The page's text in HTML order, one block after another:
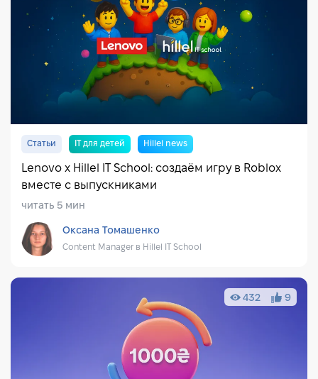
Статьи IT для детей Hillel news
Lenovo x Hillel IT School: создаём игру в Roblox
вместе с выпускниками
читать 5 мин
Оксана Томашенко
Content Manager в Hillel IT School
432 9